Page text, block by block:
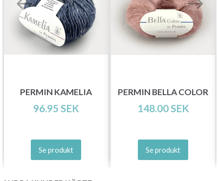
PERMIN KAMELIA
96.95 SEK
Se produkt
PERMIN BELLA COLOR
148.00 SEK
Se produkt